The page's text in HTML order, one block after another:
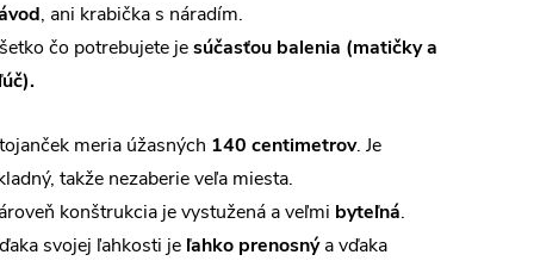
, ani krabička s náradím.
čo potrebujete jesúčasťou balenia (matičky a
meria úžasných 140 centimetrov. Je
takže nezaberie veľa miesta.
konštrukcia je vystužená a veľmi byteľná.
svojej ľahkosti je ľahko prenosnýa vďaka